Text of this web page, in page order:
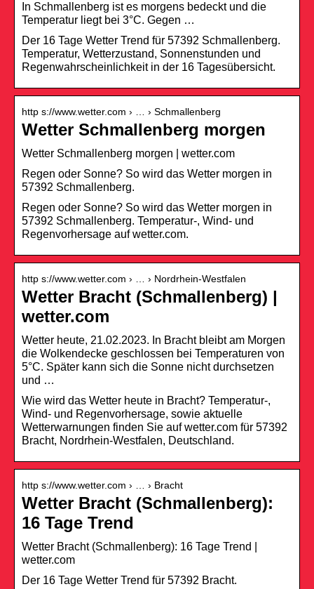
In Schmallenberg ist es morgens bedeckt und die
Temperatur liegt bei 3°C. Gegen …
Der 16 Tage Wetter Trend für 57392 Schmallenberg.
Temperatur, Wetterzustand, Sonnenstunden und
Regenwahrscheinlichkeit in der 16 Tagesübersicht.
http s://www.wetter.com › … › Schmallenberg
Wetter Schmallenberg morgen
Wetter Schmallenberg morgen | wetter.com
Regen oder Sonne? So wird das Wetter morgen in
57392 Schmallenberg.
Regen oder Sonne? So wird das Wetter morgen in
57392 Schmallenberg. Temperatur-, Wind- und
Regenvorhersage auf wetter.com.
http s://www.wetter.com › … › Nordrhein-Westfalen
Wetter Bracht (Schmallenberg) |
wetter.com
Wetter heute, 21.02.2023. In Bracht bleibt am Morgen
die Wolkendecke geschlossen bei Temperaturen von
5°C. Später kann sich die Sonne nicht durchsetzen
und …
Wie wird das Wetter heute in Bracht? Temperatur-,
Wind- und Regenvorhersage, sowie aktuelle
Wetterwarnungen finden Sie auf wetter.com für 57392
Bracht, Nordrhein-Westfalen, Deutschland.
http s://www.wetter.com › … › Bracht
Wetter Bracht (Schmallenberg):
16 Tage Trend
Wetter Bracht (Schmallenberg): 16 Tage Trend |
wetter.com
Der 16 Tage Wetter Trend für 57392 Bracht.